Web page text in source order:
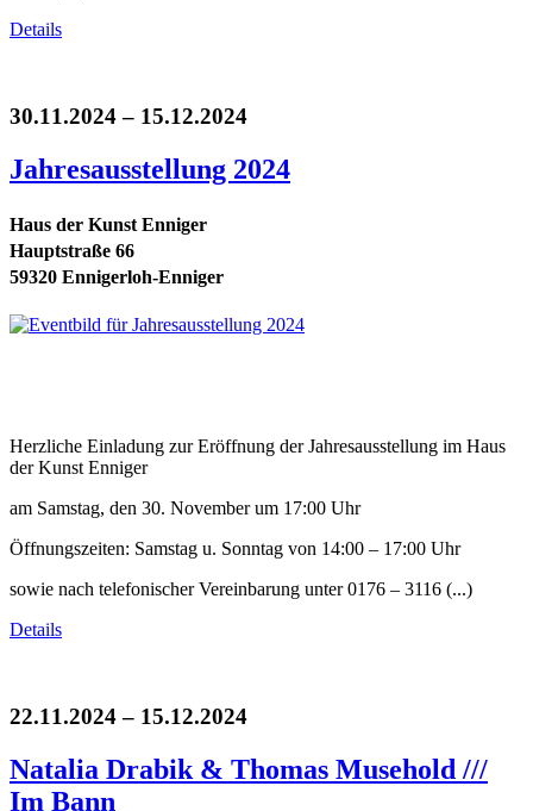
Details
30.11.2024 – 15.12.2024
Jahresausstellung 2024
Haus der Kunst Enniger
Hauptstraße 66
59320 Ennigerloh-Enniger
Herzliche Einladung zur Eröffnung der Jahresausstellung im Haus
der Kunst Enniger
am Samstag, den 30. November um 17:00 Uhr
Öffnungszeiten: Samstag u. Sonntag von 14:00 – 17:00 Uhr
sowie nach telefonischer Vereinbarung unter 0176 – 3116 (...)
Details
22.11.2024 – 15.12.2024
Natalia Drabik & Thomas Musehold ///
Im Bann